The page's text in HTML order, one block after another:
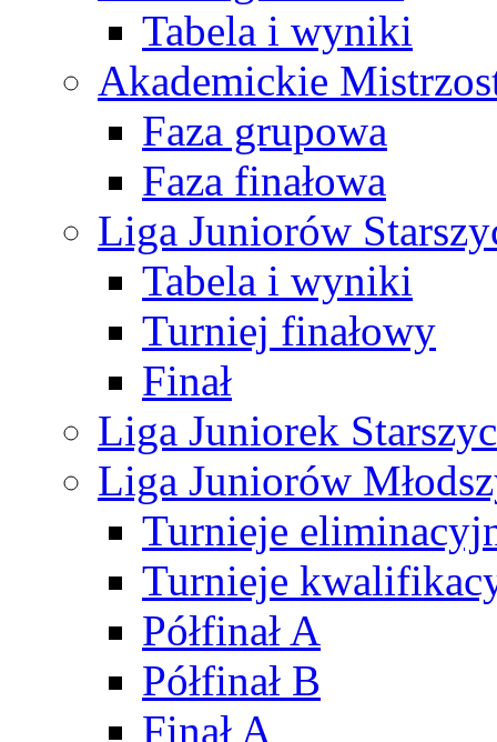
Tabela i wyniki
Akademickie
Faza grupowa
Faza finałowa
Liga Juniorów
Tabela i wyniki
Turniej finałowy
Finał
Liga Juniorek
Liga Juniorów
Turnieje
Turnieje
Półfinał A
Półfinał B
Finał A